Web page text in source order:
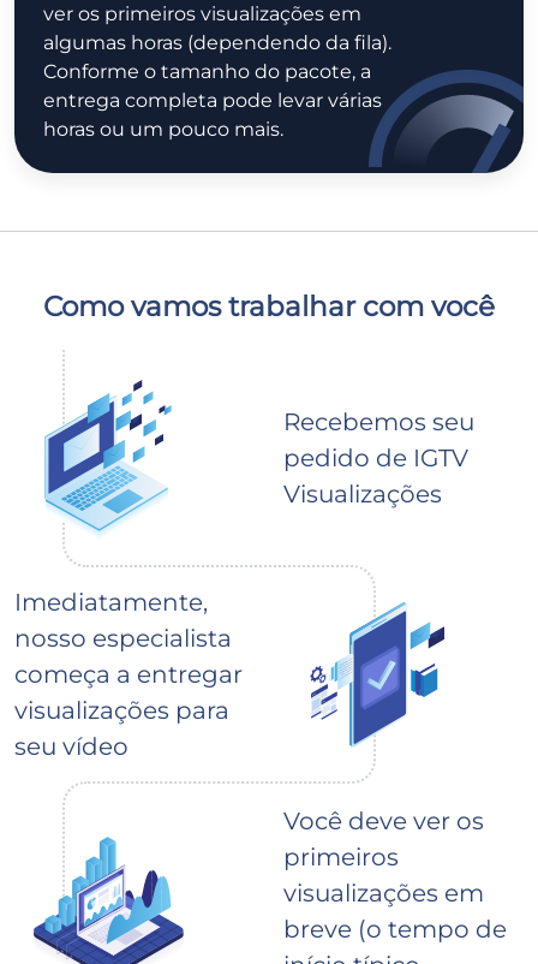
ver os primeiros visualizações em
algumas horas (dependendo da fila).
Conforme o tamanho do pacote, a
entrega completa pode levar várias
horas ou um pouco mais.
Como vamos trabalhar com você
Recebemos seu
pedido de IGTV
Visualizações
Imediatamente,
nosso especialista
começa a entregar
visualizações para
seu vídeo
Você deve ver os
primeiros
visualizações em
breve (o tempo de